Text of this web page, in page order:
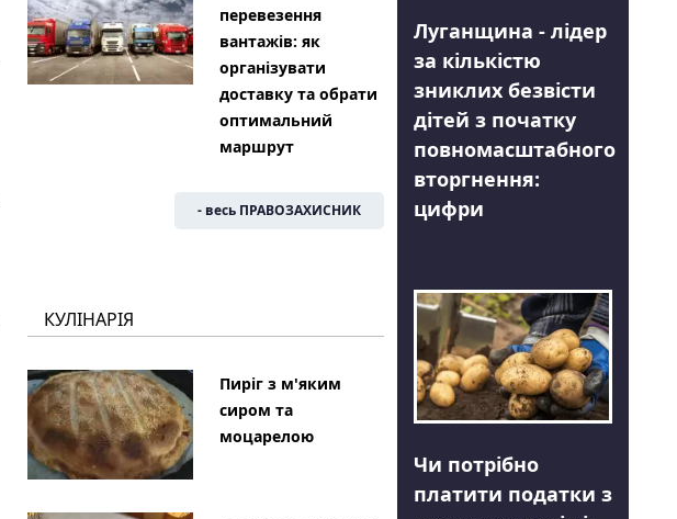
перевезення
вантажів: як
організувати
доставку та обрати
оптимальний
маршрут
- весь ПРАВОЗАХИСНИК
КУЛІНАРІЯ
Пиріг з м'яким
сиром та
моцарелою
Луганщина - лідер
за кількістю
зниклих безвісти
дітей з початку
повномасштабного
вторгнення:
цифри
Чи потрібно
платити податки з